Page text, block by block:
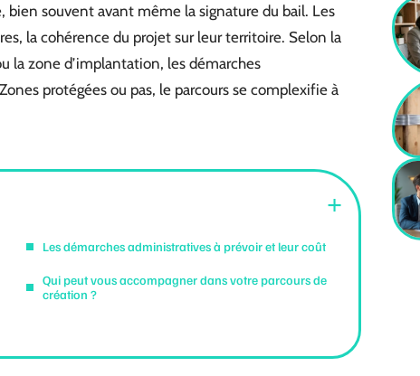
bien souvent avant même la signature du bail. Les
la cohérence du projet sur leur territoire. Selon la
la zone d’implantation, les démarches
protégées ou pas, le parcours se complexifie à
Les démarches administratives à prévoir et leur coût
Qui peut vous accompagner dans votre parcours de
création ?